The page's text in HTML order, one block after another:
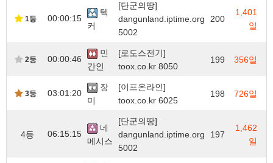
1등 00:00:15
텍
커
[단군의땅]
dangunland.iptime.org
5002
200
1,401
일
2등 00:00:46
민
간인
[로도스전기]
toox.co.kr 8050
199 356일
3등 03:01:20
장
미
[이프온라인]
toox.co.kr 6025
198 726일
4등 06:15:15
네
메시스
[단군의땅]
dangunland.iptime.org
5002
197
1,462
일